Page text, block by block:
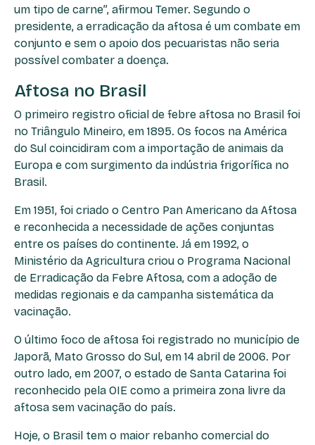
um tipo de carne”, afirmou Temer. Segundo o
presidente, a erradicação da aftosa é um combate em
conjunto e sem o apoio dos pecuaristas não seria
possível combater a doença.
Aftosa no Brasil
O primeiro registro oficial de febre aftosa no Brasil foi
no Triângulo Mineiro, em 1895. Os focos na América
do Sul coincidiram com a importação de animais da
Europa e com surgimento da indústria frigorífica no
Brasil.
Em 1951, foi criado o Centro Pan Americano da Aftosa
e reconhecida a necessidade de ações conjuntas
entre os países do continente. Já em 1992, o
Ministério da Agricultura criou o Programa Nacional
de Erradicação da Febre Aftosa, com a adoção de
medidas regionais e da campanha sistemática da
vacinação.
O último foco de aftosa foi registrado no município de
Japorã, Mato Grosso do Sul, em 14 abril de 2006. Por
outro lado, em 2007, o estado de Santa Catarina foi
reconhecido pela OIE como a primeira zona livre da
aftosa sem vacinação do país.
Hoje, o Brasil tem o maior rebanho comercial do